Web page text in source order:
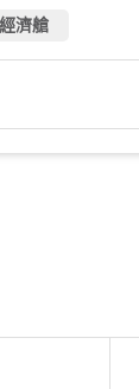
經濟艙